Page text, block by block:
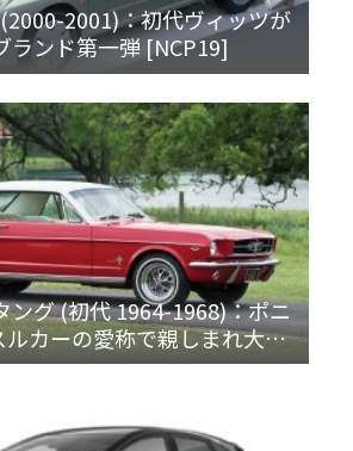
(2000-2001)：初代ヴィッツが
ランド第一弾 [NCP19]
ング (初代 1964-1968)：ポニ
カーの愛称で親しまれ大ヒ